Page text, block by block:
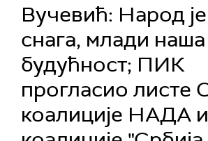
Вучевић: Народ
снага, млади наша
будућност; ПИК
прогласио листе
коалиције НАДА и